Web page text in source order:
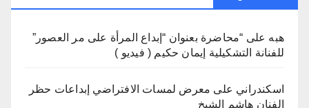
هبه على “محاضرة بعنوان “إبداع المرأة على مر العصور”
للفنانة التشكيلية إيمان حكيم ( فيديو )
اسكندراني على معرض لمسات الافتراضي إبداعات حظر
الفنان هاشم الشيخ